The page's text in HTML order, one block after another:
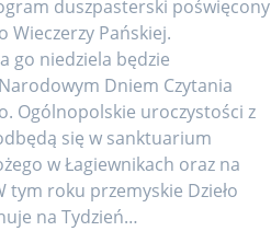
duszpasterski poświęcony
Wieczerzy Pańskiej.
go niedziela będzie
Dniem Czytania
Ogólnopolskie uroczystości z
się w sanktuarium
w Łagiewnikach oraz na
tym roku przemyskie Dzieło
na Tydzień…